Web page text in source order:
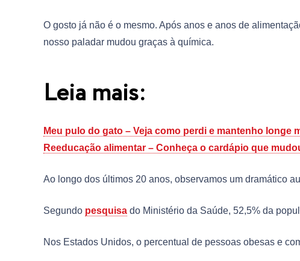
O gosto já não é o mesmo. Após anos e anos de
nosso paladar mudou graças à química.
Leia mais:
Meu pulo do gato – Veja como perdi e mantenho longe
Reeducação alimentar – Conheça o cardápio que
Ao longo dos últimos 20 anos, observamos um dramático
Segundo pesquisa do Ministério da Saúde, 52,5% da
Nos Estados Unidos, o percentual de pessoas obesas e